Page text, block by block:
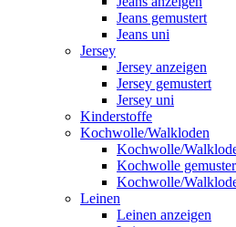
Jeans gemustert
Jeans uni
Jersey
Jersey anzeigen
Jersey gemustert
Jersey uni
Kinderstoffe
Kochwolle/Walkloden
Kochwolle/
Kochwolle
Kochwolle/
Leinen
Leinen anzeigen